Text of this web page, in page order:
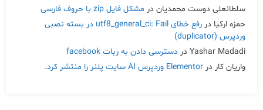
سلطانعلی دوست محمدیان در مشکل فایل zip با حروف فارسی
حمزه ارکیا در
رفع خطای utf8_general_ci: Fail در بسته نصبی
وردپرس (duplicator)
Yashar Madadi در دسترسی دادن به ربات facebook
واریان کار در Elementor وردپرس AI سایت پلنر را منتشر کرد.